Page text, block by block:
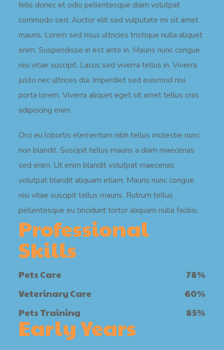
felis donec et odio pellentesque diam volutpat
commodo sed. Auctor elit sed vulputate mi sit amet
mauris. Lorem sed risus ultricies tristique nulla aliquet
enim. Suspendisse in est ante in. Mauris nunc congue
nisi vitae suscipit. Lacus sed viverra tellus in. Viverra
justo nec ultrices dui. Imperdiet sed euismod nisi
porta lorem. Viverra aliquet eget sit amet tellus cras
adipiscing enim.
Orci eu lobortis elementum nibh tellus molestie nunc
non blandit. Suscipit tellus mauris a diam maecenas
sed enim. Ut enim blandit volutpat maecenas
volutpat blandit aliquam etiam. Mauris nunc congue
nisi vitae suscipit tellus mauris. Rutrum tellus
pellentesque eu tincidunt tortor aliquam nulla facilisi.
Professional
Skills
Pets Care 78%
Veterinary Care
60%
Pets Training
85%
Early Years